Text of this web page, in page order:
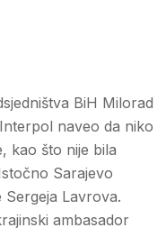
BiH Milorad
naveo da niko
kao što nije bila
Sarajevo
Sergeja Lavrova.
ambasador